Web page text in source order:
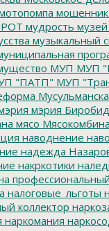
мошенник
мудрость музей
музыкальный
МУП МУП
"ПАТП" МУП
мэрия
мясо
наводнение
надежда
накркотики
налоговые_льготы
коллектор
наркомания